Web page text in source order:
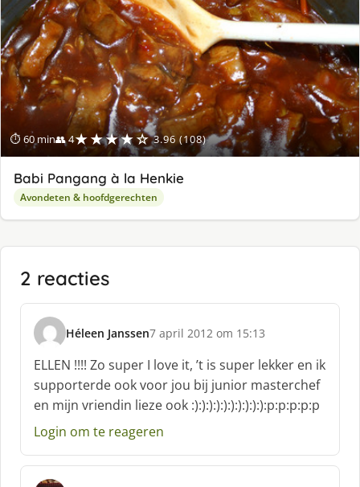
⏱ 60 min👥 4★★★★☆ 3.96 (108)
Babi Pangang à la Henkie
Avondeten & hoofdgerechten
2 reacties
Héleen Janssen
s
c
h
r
e
e
:
7 april 2012 om 15:13
ELLEN !!!! Zo super I love it, ’t is super lekker en ik
supporterde ook voor jou bij junior masterchef
en mijn vriendin lieze ook :):):):):):):):):):):p:p:p:p:p
Login om te reageren